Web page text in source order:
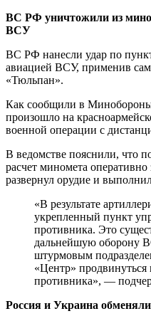
ВС РФ уничтожили из
ВСУ
ВС РФ нанесли удар по
авиацией ВСУ, применив
«Тюльпан».
Как сообщили в
произошло на
военной операции с
В ведомстве пояснили, что
расчет миномета
развернул орудие и
«В результате
укрепленный пункт
противника. Это
дальнейшую оборону
штурмовым
«Центр» продвинуться
противника», —
Россия и Украина